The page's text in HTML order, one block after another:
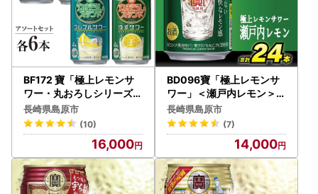
BF172 寶「極上レモンサ
ワー・丸おろしシリーズ」
アソートセット（全24本
入）
長崎県島原市
(10)
16,000
BD096寶「極上レモンサ
ワー」＜瀬戸内レモン＞3
50ml 24本入
長崎県島原市
(7)
14,000